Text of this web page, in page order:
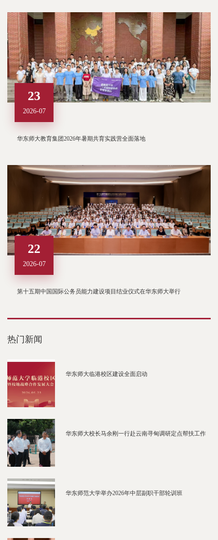
23
2026-07
华东师大教育集团2026年暑期共育实践营全面落地
22
2026-07
第十五期中国国际公务员能力建设项目结业仪式在华东师大举行
热门新闻
华东师大临港校区建设全面启动
华东师大校长马余刚一行赴云南寻甸调研定点帮扶工作
华东师范大学举办2026年中层副职干部轮训班